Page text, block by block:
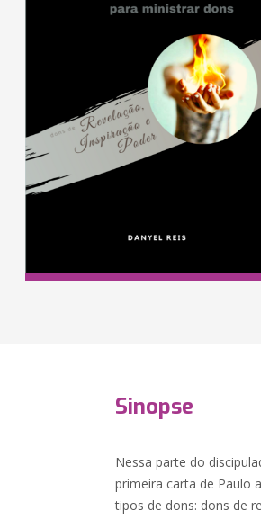
Sinopse
Nessa parte do
primeira carta de Paulo
tipos de dons: dons de